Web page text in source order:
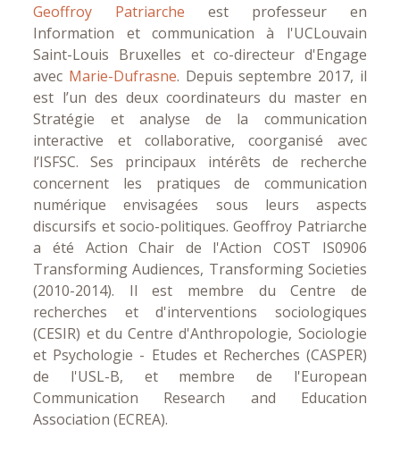
Geoffroy Patriarche est professeur en
Information et communication à l'UCLouvain
Saint-Louis Bruxelles et co-directeur d'Engage
avec Marie-Dufrasne. Depuis septembre 2017, il
est l’un des deux coordinateurs du master en
Stratégie et analyse de la communication
interactive et collaborative, coorganisé avec
l’ISFSC. Ses principaux intérêts de recherche
concernent les pratiques de communication
numérique envisagées sous leurs aspects
discursifs et socio-politiques. Geoffroy Patriarche
a été Action Chair de l'Action COST IS0906
Transforming Audiences, Transforming Societies
(2010-2014). Il est membre du Centre de
recherches et d'interventions sociologiques
(CESIR) et du Centre d'Anthropologie, Sociologie
et Psychologie - Etudes et Recherches (CASPER)
de l'USL-B, et membre de l'European
Communication Research and Education
Association (ECREA).